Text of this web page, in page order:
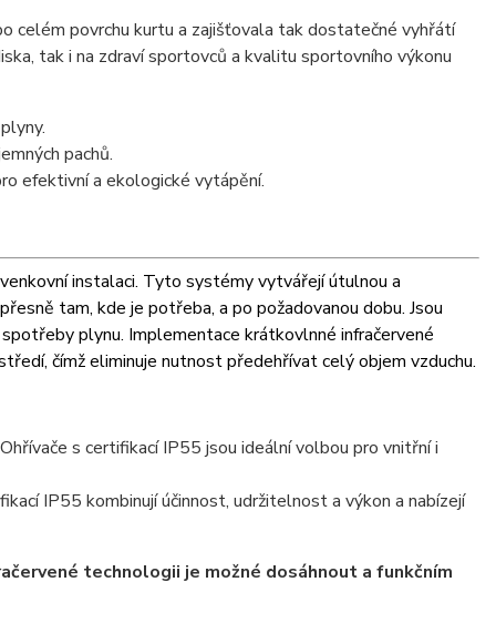
celém povrchu kurtu a zajišťovala tak dostatečné vyhřátí
tak i na zdraví sportovců a kvalitu sportovního výkonu
pachů.
efektivní a ekologické vytápění.
instalaci. Tyto systémy vytvářejí útulnou a
tam, kde je potřeba, a po požadovanou dobu. Jsou
plynu. Implementace krátkovlnné infračervené
čímž eliminuje nutnost předehřívat celý objem vzduchu.
s certifikací IP55 jsou ideální volbou pro vnitřní i
IP55 kombinují účinnost, udržitelnost a výkon a nabízejí
technologii je možné dosáhnout a funkčním